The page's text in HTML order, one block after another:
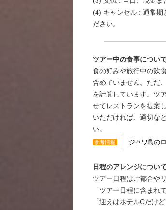
(4) キャンセル : 通常期
ださい。
ツアー中の食事について
食の好みや旅行中の飲
含めていません。ただ
を計算しています。ツ
せてレストランを提案
いただければ、適切な
い。
参考情報 ジャワ島の
日程のアレンジについて
ツアー日程はご都合や
「ツアー日程に含まれ
「迎えはホテルCだけ